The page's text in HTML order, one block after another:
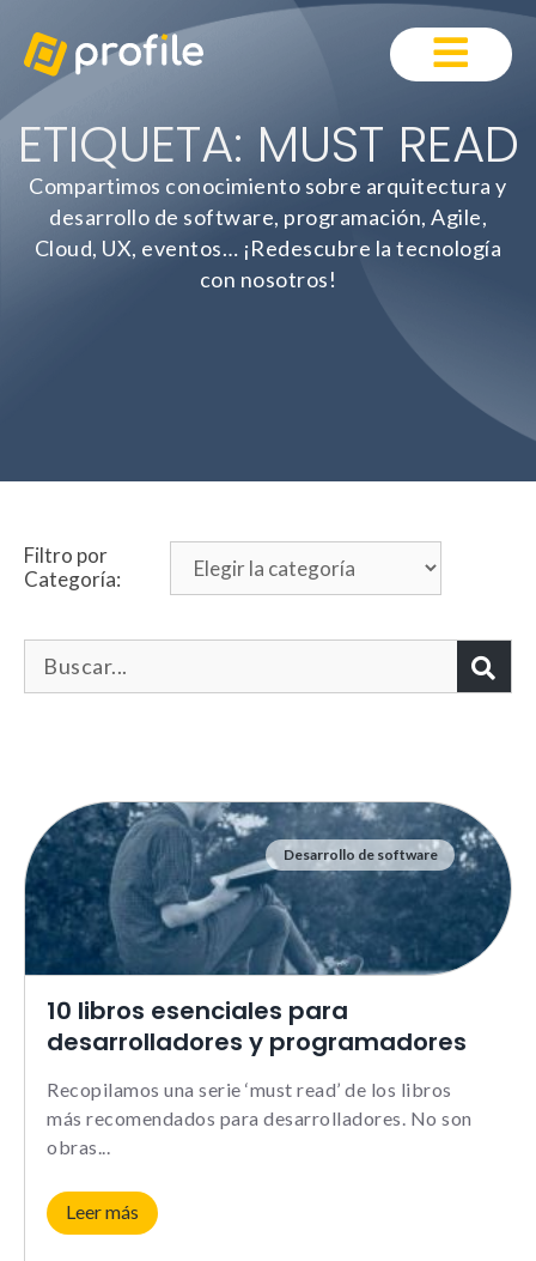
ETIQUETA: MUST READ
Compartimos conocimiento sobre arquitectura y
desarrollo de software, programación, Agile,
Cloud, UX, eventos… ¡Redescubre la tecnología
con nosotros!
Filtro por
Categoría:
Desarrollo de software
10 libros esenciales para
desarrolladores y programadores
Recopilamos una serie ‘must read’ de los libros
más recomendados para desarrolladores. No son
obras
Leer más
Necesarias
Estas cookies no son
necesarias para que
correctamente.
_ga |
Le informamos de que puede
su navegador para bloquear o
sobre estas cookies, sin